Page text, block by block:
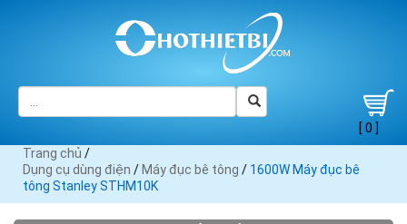
[ 0 ]
Trang chủ /
Dụng cụ dùng điện / Máy đục bê tông / 1600W Máy đục bê
tông Stanley STHM10K